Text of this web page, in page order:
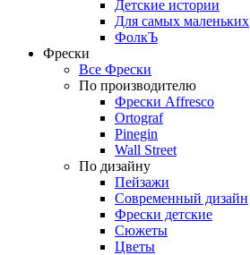
Детские истории
Для самых маленьких
ФолкЪ
Фрески
Все Фрески
По производителю
Фрески Affresco
Ortograf
Pinegin
Wall Street
По дизайну
Пейзажи
Современный дизайн
Фрески детские
Сюжеты
Цветы